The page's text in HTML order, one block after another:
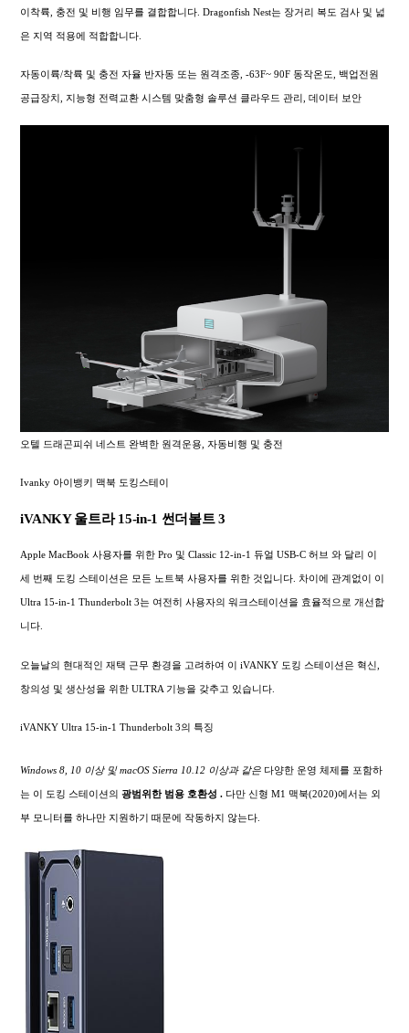
이착륙, 충전 및 비행 임무를 결합합니다. Dragonfish Nest는 장거리 복도 검사 및 넓
은 지역 적용에 적합합니다.
자동이륙/착륙 및 충전 자율 반자동 또는 원격조종, -63F~ 90F 동작온도, 백업전원
공급장치, 지능형 전력교환 시스템 맞춤형 솔루션 클라우드 관리, 데이터 보안
오텔 드래곤피쉬 네스트 완벽한 원격운용, 자동비행 및 충전
Ivanky 아이뱅키 맥북 도킹스테이
iVANKY 울트라 15-in-1 썬더볼트 3
Apple MacBook 사용자를 위한 Pro 및 Classic 12-in-1 듀얼 USB-C 허브 와 달리 이
세 번째 도킹 스테이션은 모든 노트북 사용자를 위한 것입니다. 차이에 관계없이 이
Ultra 15-in-1 Thunderbolt 3는 여전히 사용자의 워크스테이션을 효율적으로 개선합
니다.
오늘날의 현대적인 재택 근무 환경을 고려하여 이 iVANKY 도킹 스테이션은 혁신,
창의성 및 생산성을 위한 ULTRA 기능을 갖추고 있습니다.
iVANKY Ultra 15-in-1 Thunderbolt 3의 특징
Windows 8, 10 이상 및 macOS Sierra 10.12 이상과 같은 다양한 운영 체제를 포함하
는 이 도킹 스테이션의광범위한 범용 호환성 . 다만 신형 M1 맥북(2020)에서는 외
부 모니터를 하나만 지원하기 때문에 작동하지 않는다.